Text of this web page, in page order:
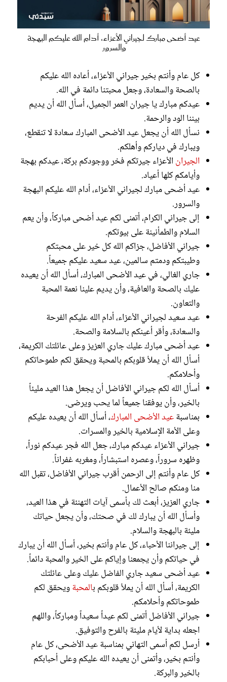
عيد أضحى مبارك لجيراني الأعزاء، أدام الله عليكم البهجة
والسرور
كل عام وأنتم بخير جيراني الأعزاء، أعاده الله عليكم
بالصحة والسعادة، وجعل محبتنا دائمة في الله.
عيدكم مبارك يا جيران العمر الجميل، أسأل الله أن يديم
بيننا الود والرحمة.
نسأل الله أن يجعل عيد الأضحى المبارك سعادة لا تنقطع،
ويبارك في دياركم وأهلكم.
الجيران الأعزاء جيرتكم فخر ووجودكم بركة، عيدكم بهجة
وأيامكم كلها أعياد.
عيد أضحى مبارك لجيراني الأعزاء، أدام الله عليكم البهجة
والسرور.
إلى جيراني الكرام، أتمنى لكم عيد أضحى مباركاً، وأن يعم
السلام والطمأنينة على بيوتكم.
جيراني الأفاضل، جزاكم الله كل خير على محبتكم
وطيبتكم ودمتم سالمين، عيد سعيد عليكم جميعاً.
جاري الغالي، في عيد الأضحى المبارك، أسأل الله أن يعيده
عليك بالصحة والعافية، وأن يديم علينا نعمة المحبة
والتعاون.
عيد سعيد لجيراني الأعزاء، أدام الله عليكم الفرحة
والسعادة، وأقر أعينكم بالسلامة والصحة.
عيد أضحى مبارك عليك جاري العزيز وعلى عائلتك الكريمة،
أسأل الله أن يملأ قلوبكم بالمحبة ويحقق لكم طموحاتكم
وأحلامكم.
أسأل الله لكم جيراني الأفاضل أن يجعل هذا العيد مليئاً
بالخير، وأن يوفقنا جميعاً لما يحب ويرضى.
بمناسبةعيد الأضحى المبارك، أسأل الله أن يعيده عليكم
وعلى الأمة الإسلامية بالخير والمسرات.
جيراني الأعزاء عيدكم مبارك، جعل الله فجر عيدكم نوراً،
وظهره سروراً، وعصره استبشاراً، ومغربه غفراناً.
كل عام وأنتم إلى الرحمن أقرب جيراني الأفاضل، تقبل الله
منا ومنكم صالح الأعمال.
جاري العزيز، أبعث لك بأسمى آيات التهنئة في هذا العيد،
وأسأل الله أن يبارك لك في صحتك، وأن يجعل حياتك
مليئة بالبهجة والسلام.
إلى جيراننا الأحباء، كل عام وأنتم بخير، أسأل الله أن يبارك
في حياتكم وأن يجمعنا وإياكم على الخير والمحبة دائماً.
عيد أضحى سعيد جاري الفاضل عليك وعلى عائلتك
الكريمة، أسأل الله أن يملأ قلوبكم بالمحبةويحقق لكم
طموحاتكم وأحلامكم.
جيراني الأفاضل أتمنى لكم عيداً سعيداً ومباركاً، واللهم
اجعله بداية لأيام مليئة بالفرح والتوفيق.
أرسل لكم أسمى التهاني بمناسبة عيد الأضحى، كل عام
وأنتم بخير، وأتمنى أن يعيده الله عليكم وعلى أحبابكم
بالخير والبركة.